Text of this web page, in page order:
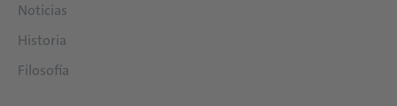
Noticias
Historia
Filosofía